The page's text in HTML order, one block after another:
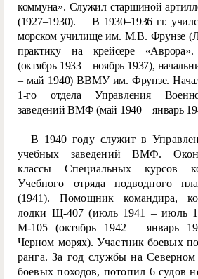
коммуна». Служил старшиной
(1927–1930). В 1930–1936 гг.
морском училище им. М.В. Фрунзе
практику на крейсере
(октябрь 1933 – ноябрь 1937),
– май 1940) ВВМУ им. Фрунзе.
1-го отдела Управления
заведений ВМФ (май 1940 – январь
В 1940 году служит в
учебных заведений ВМФ.
классы Специальных курсов
Учебного отряда подводного
(1941). Помощник командира,
лодки Щ-407 (июль 1941 – июль
М-105 (октябрь 1942 – январь
Черном морях). Участник боевых
ранга. За год службы на
боевых походов, потопил 6 судов